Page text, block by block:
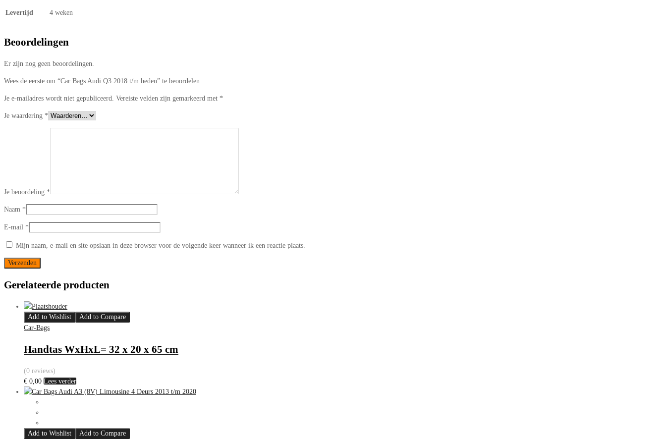
Levertijd 4 weken
Beoordelingen
Er zijn nog geen beoordelingen.
Wees de eerste om “Car Bags Audi Q3 2018 t/m heden” te beoordelen
Je e-mailadres wordt niet gepubliceerd. Vereiste velden zijn gemarkeerd met *
Je waardering *
Je beoordeling *
Naam *
E-mail *
Mijn naam, e-mail en site opslaan in deze browser voor de volgende keer wanneer ik een reactie plaats.
Gerelateerde producten
Add to Wishlist
Add to Compare
Car-Bags
Handtas WxHxL= 32 x 20 x 65 cm
(0 reviews)
€ 0,00 Lees verder
Add to Wishlist
Add to Compare